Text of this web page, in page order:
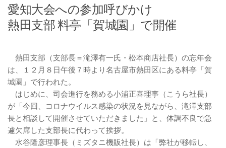
愛知大会への参加呼びかけ
熱田支部 料亭「賀城園」で開催
熱田支部（支部長＝滝澤有一氏・松本商店社長）の忘年会
は、１２月８日午後７時より名古屋市熱田区にある料亭「賀
城園」で行われた。
はじめに、司会進行を務める小浦正喜理事（こうら社長）
が「今回、コロナウイルス感染の状況を見ながら、滝澤支部
長と相談して開催させていただきました」と、体調不良で急
遽欠席した支部長に代わって挨拶。
水谷隆彦理事長（ミズタニ機販社長）は「弊社が移転し、